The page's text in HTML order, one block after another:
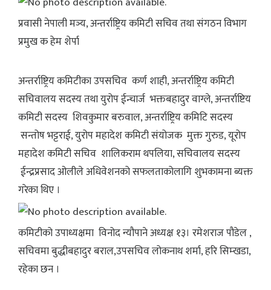
प्रवासी नेपाली मञ्य, अन्तर्राष्ट्रिय कमिटी सचिव तथा संगठन विभाग
प्रमुख क हेम शेर्पा
अन्तर्राष्ट्रिय कमिटीका उपसचिव कर्ण शाही, अन्तर्राष्ट्रिय कमिटी
सचिवालय सदस्य तथा युरोप ईन्चार्ज भक्तबहादुर वाग्ले, अन्तर्राष्टिय
कमिटी सदस्य शिवकुमार बरुवाल, अन्तर्राष्ट्रिय कमिटि सदस्य
सन्तोष भट्टराई, युरोप महादेश कमिटी संयोजक मुक्त गुरुड, यूरोप
महादेश कमिटी सचिव शालिकराम थपलिया, सचिवालय सदस्य
ईन्द्रप्रसाद ओलीले अधिवेशनको सफलताकोलागि शुभकामना ब्यक्त
गरेका थिए ।
कमिटीको उपाध्यक्षमा विनोद न्यौपाने अध्यक्ष १३। रमेशराज पौडेल ,
सचिवमा बुद्धीबहादुर बराल,उपसचिव लोकनाथ शर्मा, हरि सिम्खडा,
रहेका छन ।